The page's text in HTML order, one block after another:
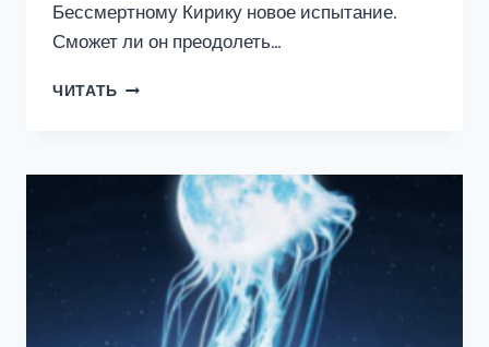
Бессмертному Кирику новое испытание.
Сможет ли он преодолеть…
ЧИТАТЬ ИСТОРИЯ
СМЕРТЬ